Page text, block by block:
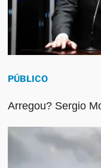
PÚBLICO
Arregou? Sergio